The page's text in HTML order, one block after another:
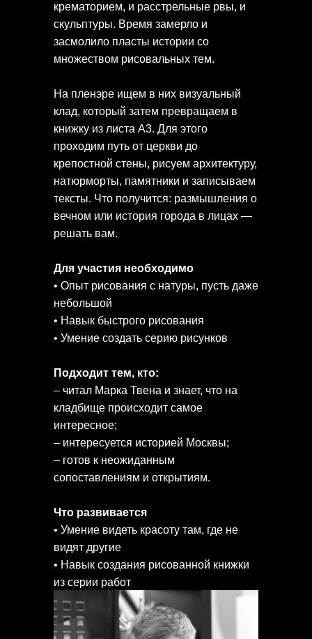
крематорием, и расстрельные рвы, и
скульптуры. Время замерло и
засмолило пласты истории со
множеством рисовальных тем.
На пленэре ищем в них визуальный
клад, который затем превращаем в
книжку из листа А3. Для этого
проходим путь от церкви до
крепостной стены, рисуем архитектуру,
натюрморты, памятники и записываем
тексты. Что получится: размышления о
вечном или история города в лицах —
решать вам.
Для участия необходимо
• Опыт рисования с натуры, пусть даже
небольшой
• Навык быстрого рисования
• Умение создать серию рисунков
Подходит тем, кто:
– читал Марка Твена и знает, что на
кладбище происходит самое
интересное;
– интересуется историей Москвы;
– готов к неожиданным
сопоставлениям и открытиям.
Что развивается
• Умение видеть красоту там, где не
видят другие
• Навык создания рисованной книжки
из серии работ
Результат
Книжка с рисунками и текстами